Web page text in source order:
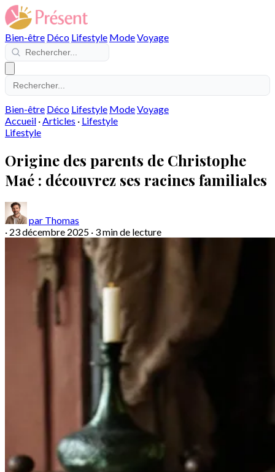
Bien-être Déco Lifestyle ModeVoyage
Bien-être Déco Lifestyle ModeVoyage
Accueil ·Articles · Lifestyle
Lifestyle
Origine des parents de Christophe
Maé : découvrez ses racines familiales
par Thomas
· 23 décembre 2025 · 3 min de lecture